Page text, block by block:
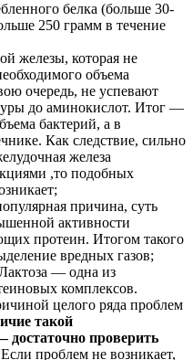
белка (больше 30-
250 грамм в течение
железы, которая не
объема
очередь, не успевают
до аминокислот. Итог —
бактерий, а в
Как следствие, сильно
железа
,то подобных
причина, суть
активности
протеин. Итогом такого
вредных газов;
— одна из
комплексов.
целого ряда проблем
такой
достаточно проверить
Если проблем не возникает,